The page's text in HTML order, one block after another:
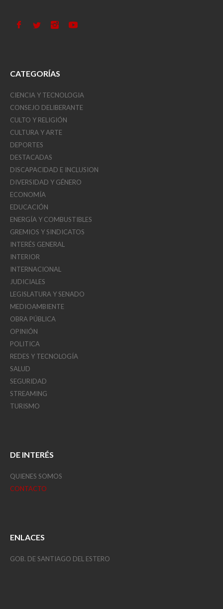
CATEGORÍAS
CIENCIA Y TECNOLOGIA
CONSEJO DELIBERANTE
CULTO Y RELIGIÓN
CULTURA Y ARTE
DEPORTES
DESTACADAS
DISCAPACIDAD E INCLUSION
DIVERSIDAD Y GÉNERO
ECONOMÍA
EDUCACIÓN
ENERGÍA Y COMBUSTIBLES
GREMIOS Y SINDICATOS
INTERÉS GENERAL
INTERIOR
INTERNACIONAL
JUDICIALES
LEGISLATURA Y SENADO
MEDIOAMBIENTE
OBRA PÚBLICA
OPINIÓN
POLITICA
REDES Y TECNOLOGÍA
SALUD
SEGURIDAD
STREAMING
TURISMO
DE INTERÉS
QUIENES SOMOS
CONTACTO
ENLACES
GOB. DE SANTIAGO DEL ESTERO